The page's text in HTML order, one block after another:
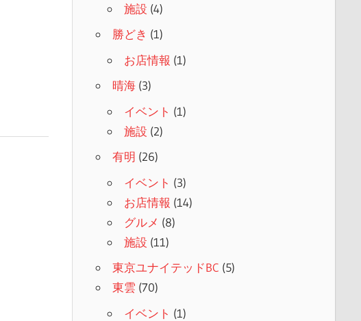
施設 (4)
勝どき (1)
お店情報 (1)
晴海(3)
イベント (1)
施設 (2)
有明 (26)
イベント (3)
お店情報 (14)
グルメ (8)
施設 (11)
東京ユナイテッドBC (5)
東雲 (70)
イベント (1)